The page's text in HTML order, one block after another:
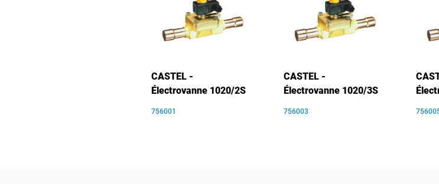
CASTEL -
Électrovanne 1020/2S
756001
CASTEL -
Électrovanne 1020/3S
756003